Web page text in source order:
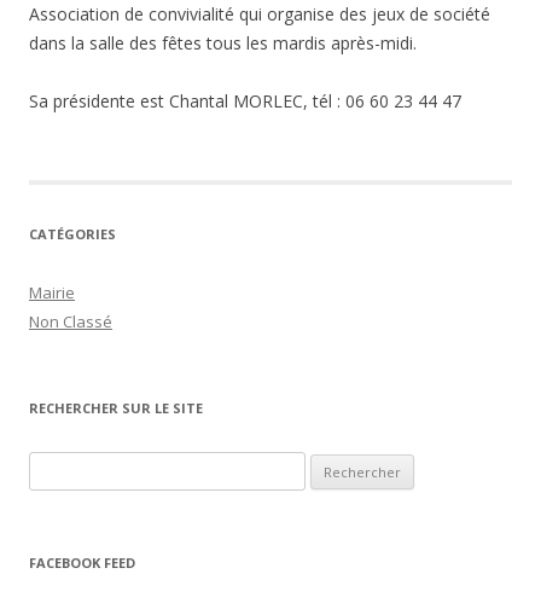
Association de convivialité qui organise des jeux de société
dans la salle des fêtes tous les mardis après-midi.
Sa présidente est Chantal MORLEC, tél : 06 60 23 44 47
CATÉGORIES
Mairie
Non Classé
RECHERCHER SUR LE SITE
FACEBOOK FEED